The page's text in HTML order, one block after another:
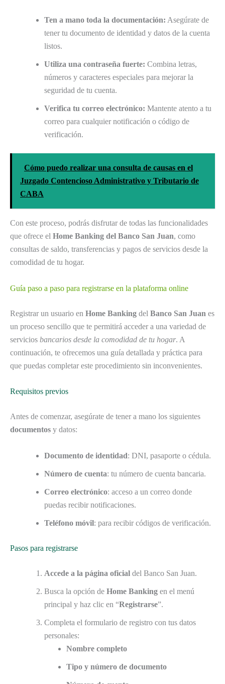
Ten a mano toda la documentación: Asegúrate de
tener tu documento de identidad y datos de la cuenta
listos.
Utiliza una contraseña fuerte: Combina letras,
números y caracteres especiales para mejorar la
seguridad de tu cuenta.
Verifica tu correo electrónico: Mantente atento a tu
correo para cualquier notificación o código de
verificación.
Cómo puedo realizar una consulta de causas en el
Juzgado Contencioso Administrativo y Tributario de
CABA
Con este proceso, podrás disfrutar de todas las funcionalidades
que ofrece el Home Banking del Banco San Juan, como
consultas de saldo, transferencias y pagos de servicios desde la
comodidad de tu hogar.
Guía paso a paso para registrarse en la plataforma online
Registrar un usuario en Home Banking del Banco San Juan es
un proceso sencillo que te permitirá acceder a una variedad de
servicios bancarios desde la comodidad de tu hogar. A
continuación, te ofrecemos una guía detallada y práctica para
que puedas completar este procedimiento sin inconvenientes.
Requisitos previos
Antes de comenzar, asegúrate de tener a mano los siguientes
documentos y datos:
Documento de identidad: DNI, pasaporte o cédula.
Número de cuenta: tu número de cuenta bancaria.
Correo electrónico: acceso a un correo donde
puedas recibir notificaciones.
Teléfono móvil: para recibir códigos de verificación.
Pasos para registrarse
Accede a la página oficial del Banco San Juan.
Busca la opción de Home Banking en el menú
principal y haz clic en “Registrarse”.
Completa el formulario de registro con tus datos
personales:
Nombre completo
Tipo y número de documento